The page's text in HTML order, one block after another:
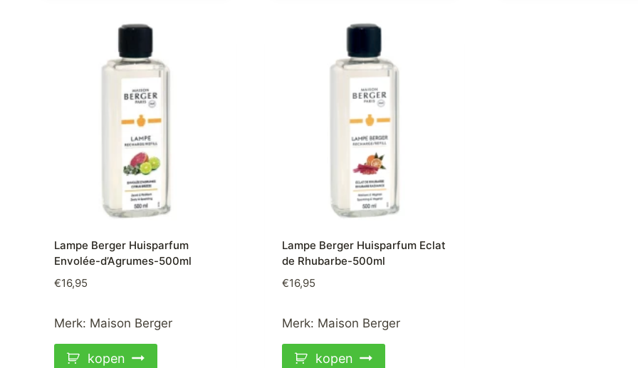
Lampe Berger Huisparfum
Envolée-d’Agrumes-500ml
€16,95
Merk: Maison Berger
kopen
Lampe Berger Huisparfum Eclat
de Rhubarbe-500ml
€16,95
Merk: Maison Berger
kopen